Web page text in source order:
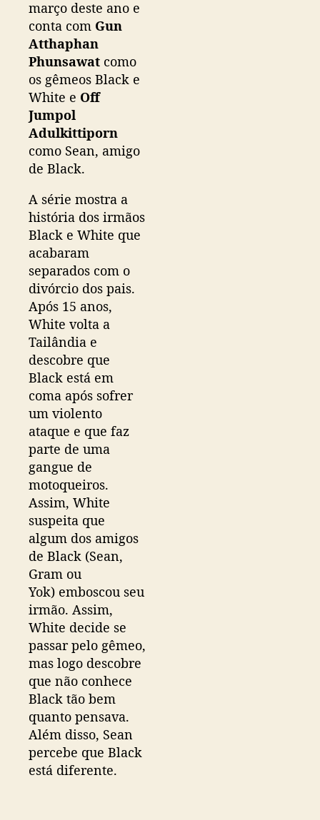
março deste ano e
conta com Gun
Atthaphan
Phunsawat como
os gêmeos Black e
White e Off
Jumpol
Adulkittiporn
como Sean, amigo
de Black.
A série mostra a
história dos irmãos
Black e White que
acabaram
separados com o
divórcio dos pais.
Após 15 anos,
White volta a
Tailândia e
descobre que
Black está em
coma após sofrer
um violento
ataque e que faz
parte de uma
gangue de
motoqueiros.
Assim, White
suspeita que
algum dos amigos
de Black (Sean,
Gram ou
Yok) emboscou seu
irmão. Assim,
White decide se
passar pelo gêmeo,
mas logo descobre
que não conhece
Black tão bem
quanto pensava.
Além disso, Sean
percebe que Black
está diferente.